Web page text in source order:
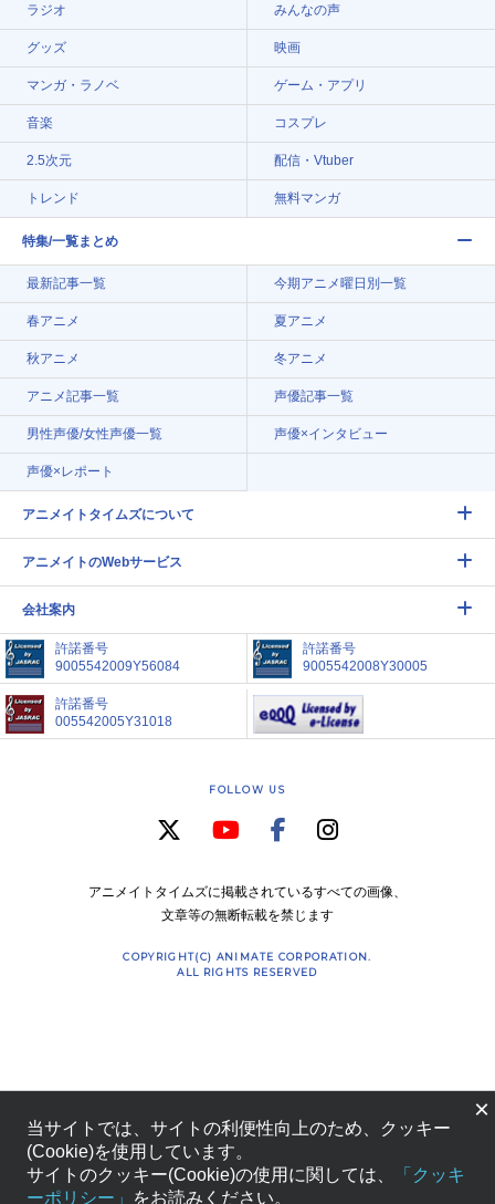
ラジオ みんなの声
グッズ 映画
マンガ・ラノベ ゲーム・アプリ
音楽 コスプレ
2.5次元 配信・Vtuber
トレンド 無料マンガ
特集/一覧まとめ
最新記事一覧 今期アニメ曜日別一覧
春アニメ 夏アニメ
秋アニメ 冬アニメ
アニメ記事一覧 声優記事一覧
男性声優/女性声優一覧 声優×インタビュー
声優×レポート
アニメイトタイムズについて
アニメイトのWebサービス
会社案内
許諾番号
9005542009Y56084
許諾番号
9005542008Y30005
許諾番号
005542005Y31018
FOLLOW US
アニメイトタイムズに掲載されているすべての画像、
文章等の無断転載を禁じます
COPYRIGHT(C) ANIMATE CORPORATION.
ALL RIGHTS RESERVED
×
当サイトでは、サイトの利便性向上のため、クッキー
(Cookie)を使用しています。
サイトのクッキー(Cookie)の使用に関しては、
「クッキ
ーポリシー」
をお読みください。